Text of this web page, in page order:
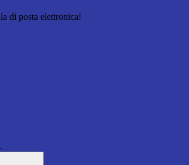
di posta elettronica!